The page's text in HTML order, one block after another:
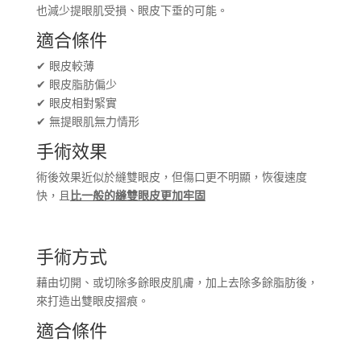
也減少提眼肌受損、眼皮下垂的可能。
適合條件
✔ 眼皮較薄
✔ 眼皮脂肪偏少
✔ 眼皮相對緊實
✔ 無提眼肌無力情形
手術效果
術後效果近似於縫雙眼皮，但傷口更不明顯，恢復速度
快，且 比一般的縫雙眼皮更加牢固
手術方式
藉由切開、或切除多餘眼皮肌膚，加上去除多餘脂肪後，
來打造出雙眼皮摺痕。
適合條件